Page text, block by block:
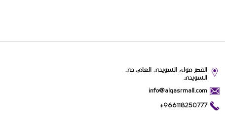
ورغبات عملائها.
القصر مول، السويدي العام، حي
السويدي
info@alqasrmall.com
+966118250777